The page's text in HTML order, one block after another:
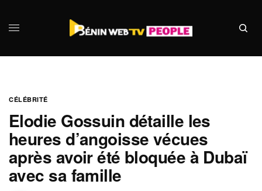
CÉLÉBRITÉ
Elodie Gossuin détaille les
heures d’angoisse vécues
après avoir été bloquée à Dubaï
avec sa famille